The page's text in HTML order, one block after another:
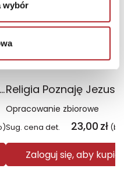
wybór
Biel. Kolory zła. Tom 3 wyd. 2025
Opracowanie zbiorowe
Sug. cena det. 23,00 zł
Zaloguj się, aby kupić